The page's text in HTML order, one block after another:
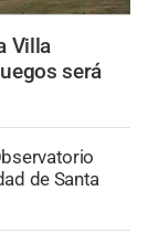
Villa
será
de Santa